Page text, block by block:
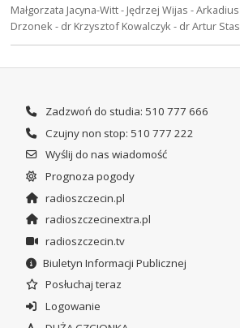
Małgorzata Jacyna-Witt - Jędrzej Wijas -
Drzonek - dr Krzysztof Kowalczyk - dr Artur
Zadzwoń do studia: 510 777 666
Czujny non stop: 510 777 222
Wyślij do nas wiadomość
Prognoza pogody
radioszczecin.pl
radioszczecinextra.pl
radioszczecin.tv
Biuletyn Informacji Publicznej
Posłuchaj teraz
Logowanie